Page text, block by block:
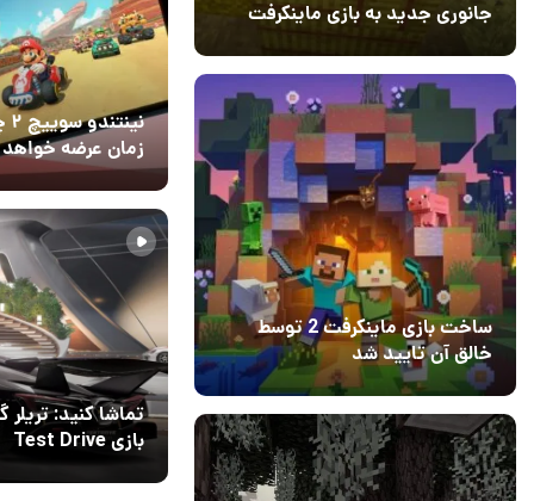
جانوری جدید به بازی ماینکرفت
ساخت بازی ماینکرفت 2 توسط
خالق آن تایید شد
۱
04 آبان 1403
زمان عرضه
24 آذر 1402
تماشا کنید: تریلر
بازی Test Drive
Solar Crown